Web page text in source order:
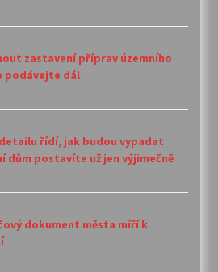
zastavení příprav územního
podávejte dál
řídí, jak budou vypadat
dům postavíte už jen výjimečně
dokument města míří k